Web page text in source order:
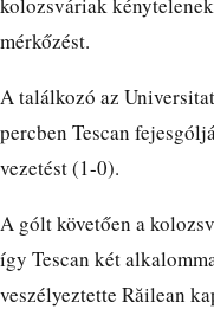
mérkőzést.
A találkozó az
percben Tescan
vezetést (1-0).
A gólt követően a
így Tescan két
veszélyeztette Răilean